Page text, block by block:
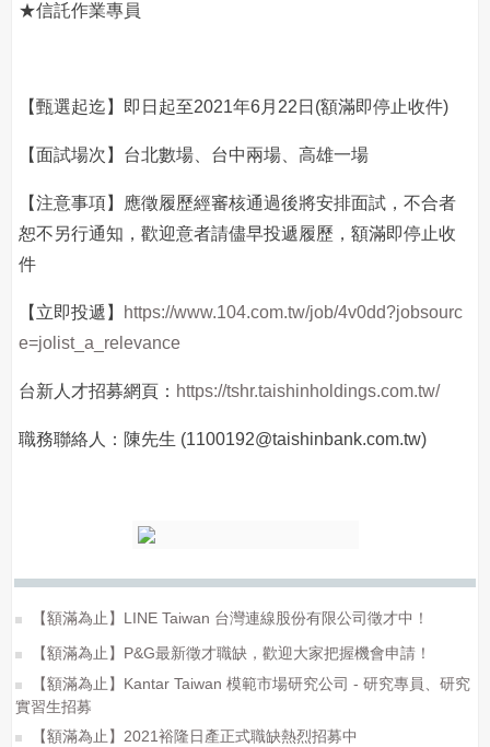
★信託作業專員
【甄選起迄】即日起至2021年6月22日(額滿即停止收件)
【面試場次】台北數場、台中兩場、高雄一場
【注意事項】應徵履歷經審核通過後將安排面試，不合者
恕不另行通知，歡迎意者請儘早投遞履歷，額滿即停止收
件
【立即投遞】
https://www.104.com.tw/job/4v0dd?jobsourc
e=jolist_a_relevance
台新人才招募網頁： https://tshr.taishinholdings.com.tw/
職務聯絡人：陳先生 (1100192@taishinbank.com.tw)
【額滿為止】LINE Taiwan 台灣連線股份有限公司徵才中！
【額滿為止】P&G最新徵才職缺，歡迎大家把握機會申請！
【額滿為止】Kantar Taiwan 模範市場研究公司 - 研究專員、研究
實習生招募
【額滿為止】2021裕隆日產正式職缺熱烈招募中